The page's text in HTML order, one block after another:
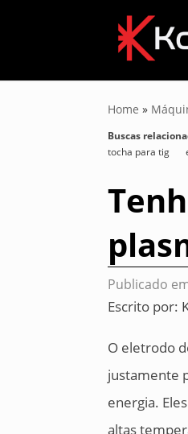
Home »
Buscas
tocha para tig
Publicado
Escrito por:
O eletrodo
justamente
energia.
altas